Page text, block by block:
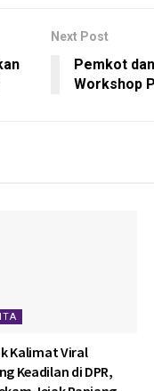
Next Post
Pemkot
Workshop
Kalimat Viral
Keadilan di DPR,